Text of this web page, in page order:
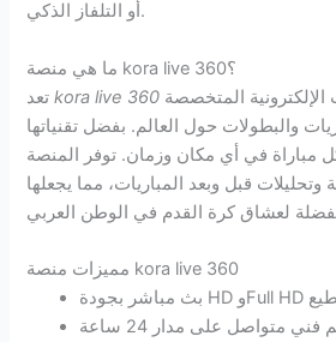
أو التلفاز الذكي.
ما هي منصة kora live 360؟
تعدkora live 360
والبطولات حول العالم. بفضل تقنياتها
مباراة في أي مكان وزمان. توفر المنصة
قبل وبعد المباريات، مما يجعلها
مميزات منصة kora live 360